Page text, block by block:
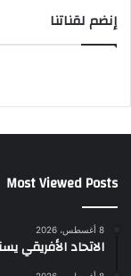
إنضم لقناتنا
Most Viewed Posts
8 أغسطس، 2026
الاتحاد الأفريقي يسند